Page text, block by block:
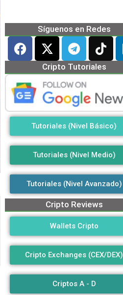
Síguenos en Redes
Cripto Tutoriales
Tutoriales (Nivel Básico)
Tutoriales (Nivel Medio)
Tutoriales (Nivel Avanzado)
Cripto Reviews
Wallets Cripto
Cripto Exchanges (CEX/DEX)
Criptos A - D